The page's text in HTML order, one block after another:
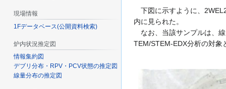
ー
ョ
移
下図に示すように、
内に見られた。
なお、当該サンプルは、
TEM/STEM-EDX分析の対象
現場情報
1Fデータベース(公開資料検索)
炉内状況推定図
情報集約図
デブリ分布・RPV・PCV状態の推定図
線量分布の推定図